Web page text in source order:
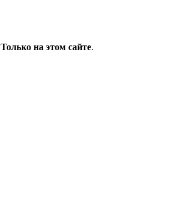
Только на этом сайте.